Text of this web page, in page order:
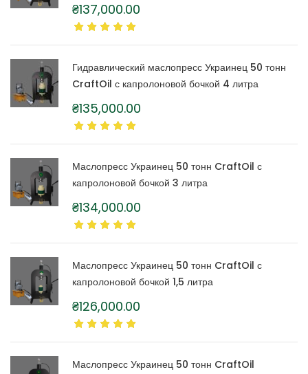
₴137,000.00
Гидравлический маслопресс Украинец 50 тонн
CraftOil с капролоновой бочкой 4 литра
₴135,000.00
Маслопресс Украинец 50 тонн CraftOil с
капролоновой бочкой 3 литра
₴134,000.00
Маслопресс Украинец 50 тонн CraftOil с
капролоновой бочкой 1,5 литра
₴126,000.00
Маслопресс Украинец 50 тонн CraftOil